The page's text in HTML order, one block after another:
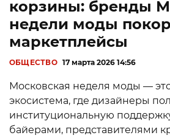
корзины: бренды
недели моды
маркетплейсы
ОБЩЕСТВО 17 марта 2026 14:56
Московская неделя моды —
экосистема, где дизайнеры
институциональную
байерами, представителями